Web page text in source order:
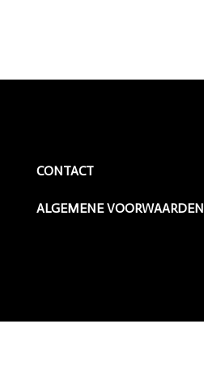
& Human
CONTACT
ALGEMENE VOORWAARDEN